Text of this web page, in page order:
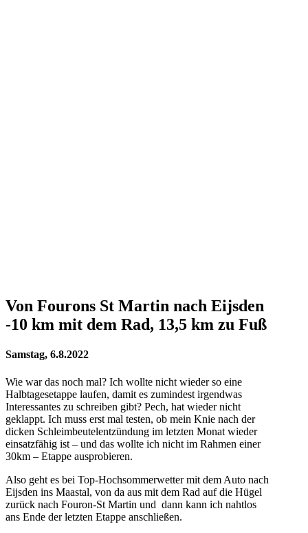
Von Fourons St Martin nach Eijsden
-10 km mit dem Rad, 13,5 km zu Fuß
Samstag, 6.8.2022
Wie war das noch mal? Ich wollte nicht wieder so eine
Halbtagesetappe laufen, damit es zumindest irgendwas
Interessantes zu schreiben gibt? Pech, hat wieder nicht
geklappt. Ich muss erst mal testen, ob mein Knie nach der
dicken Schleimbeutelentzündung im letzten Monat wieder
einsatzfähig ist – und das wollte ich nicht im Rahmen einer
30km – Etappe ausprobieren.
Also geht es bei Top-Hochsommerwetter mit dem Auto nach
Eijsden ins Maastal, von da aus mit dem Rad auf die Hügel
zurück nach Fouron-St Martin und dann kann ich nahtlos
ans Ende der letzten Etappe anschließen.